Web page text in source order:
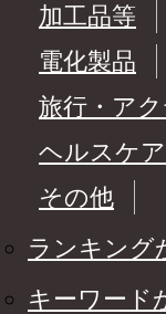
加工品等
電化製品
旅行・ア
ヘルスケ
その他
ランキング
キーワード